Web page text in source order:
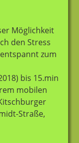
Möglichkeit
den Stress
zum
bis 15.min
mobilen
Straße,